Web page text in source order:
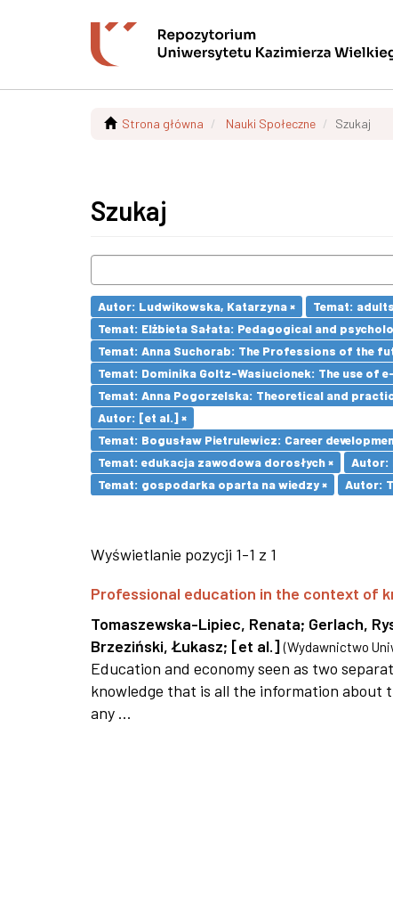
Strona główna Nauki Społeczne Szukaj
Szukaj
Autor: Ludwikowska, Katarzyna ×
Temat:
Temat: Elżbieta Sałata: Pedagogical and
Temat: Anna Suchorab: The Professions of the
Temat: Dominika Goltz-Wasiucionek: The use of
Temat: Anna Pogorzelska: Theoretical and
Autor: [et al.] ×
Temat: Bogusław Pietrulewicz: Career
Temat: edukacja zawodowa dorosłych ×
Autor:
Temat: gospodarka oparta na wiedzy ×
Autor:
Wyświetlanie pozycji 1-1 z 1
Professional education in the context of
Tomaszewska-Lipiec, Renata; Gerlach,
Brzeziński, Łukasz; [et al.] (Wydawnictwo
Education and economy seen as two
knowledge that is all the information
any ...